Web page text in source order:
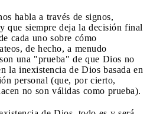
habla a través de signos,
que siempre deja la decisión final
cada uno sobre cómo
de hecho, a menudo
una "prueba" de que Dios no
la inexistencia de Dios basada en
personal (que, por cierto,
no son válidas como prueba).